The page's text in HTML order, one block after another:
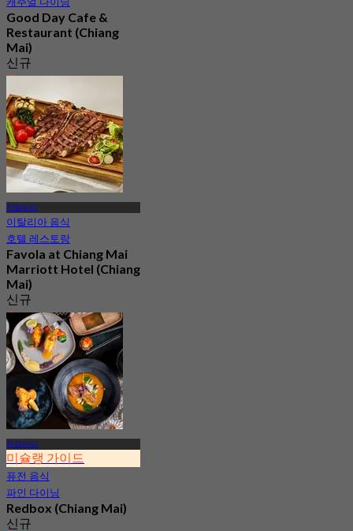
Good Day Cafe &
Restaurant (Chiang
Mai)
신규
4.5
에서
치앙마이
이탈리아 음식
호텔 레스토랑
Favola at Chiang Mai
Marriott Hotel (Chiang
Mai)
신규
4.2
에서฿ 1,590
치앙마이
미슐랭 가이드
퓨전 음식
파인 다이닝
Redbox (Chiang Mai)
신규